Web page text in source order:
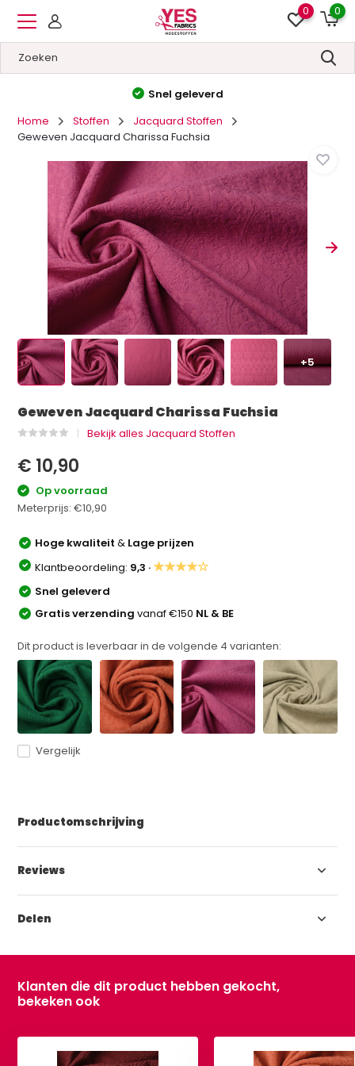
0 0
Hoge kwaliteit&Lage prijzen
Home
Stoffen
Jacquard Stoffen
Geweven Jacquard Charissa Fuchsia
+5
Geweven Jacquard Charissa Fuchsia
Bekijk alles Jacquard Stoffen
€ 10,90
Op voorraad
Meterprijs:€10,90
Hoge kwaliteit& Lage prijzen
Klantbeoordeling: 9,3 ·★★★★☆
Snel geleverd
Gratis verzendingvanaf €150 NL & BE
Dit product is leverbaar in de volgende 4 varianten:
Vergelijk
Productomschrijving
Reviews
Delen
Klanten die dit product hebben gekocht,
bekeken ook